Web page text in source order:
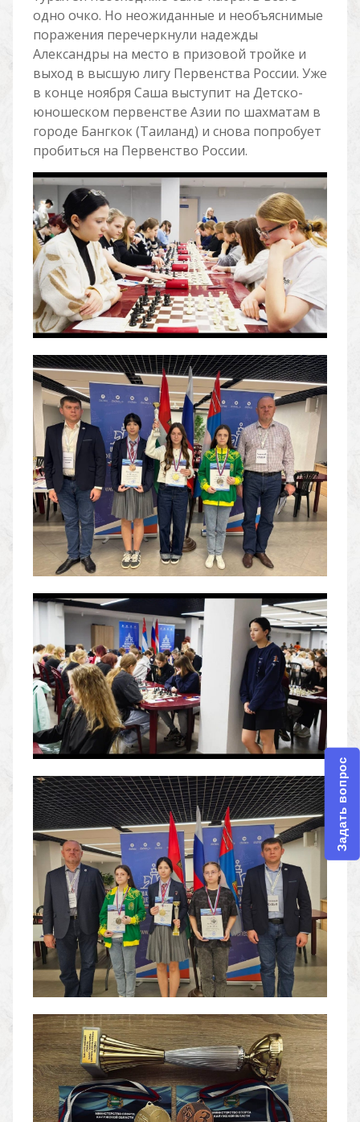
одно очко. Но неожиданные и необъяснимые
поражения перечеркнули надежды
Александры на место в призовой тройке и
выход в высшую лигу Первенства России. Уже
в конце ноября Саша выступит на Детско-
юношеском первенстве Азии по шахматам в
городе Бангкок (Таиланд) и снова попробует
пробиться на Первенство России.
Задать вопрос